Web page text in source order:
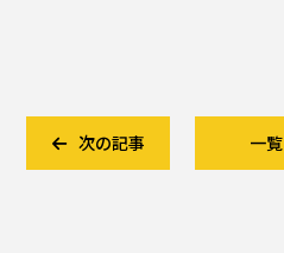
次の記事 一覧